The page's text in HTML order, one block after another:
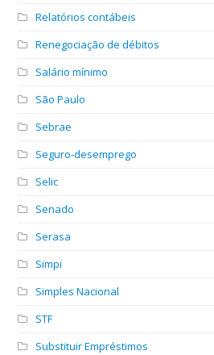
Relatórios contábeis
Renegociação de débitos
Salário mínimo
São Paulo
Sebrae
Seguro-desemprego
Selic
Senado
Serasa
Simpi
Simples Nacional
STF
Substituir Empréstimos